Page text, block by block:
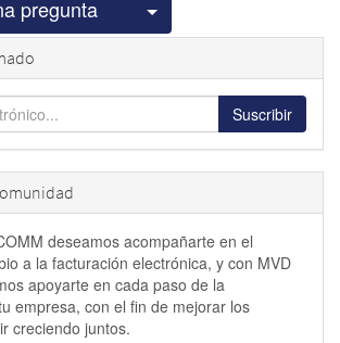
pregunta Seleccionar
Suscribir
deseamos acompañarte en el
a la facturación electrónica, y con MVD
apoyarte en cada paso de la
empresa, con el fin de mejorar los
creciendo juntos.